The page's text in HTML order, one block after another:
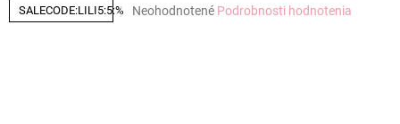
SALECODE:LILI5:5:%
Priemerné
Neohodnotené Podrobnosti hodnotenia